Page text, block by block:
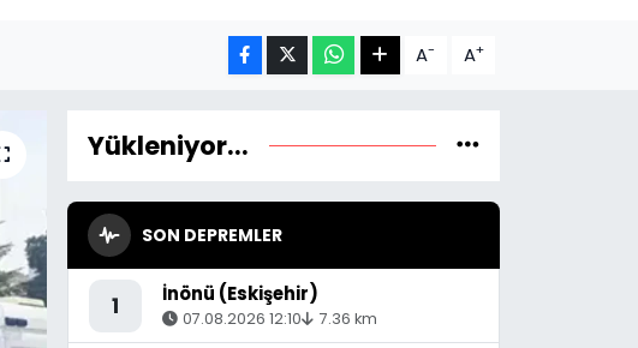
A- A+
Yükleniyor...
SON DEPREMLER
1 İnönü (Eskişehir)
07.08.2026 12:10 7.36 km